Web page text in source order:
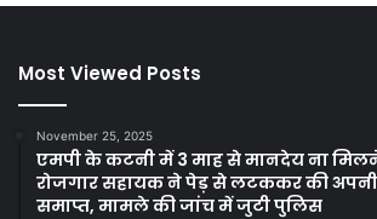
Most Viewed Posts
November 25, 2025
एमपी के कटनी में 3 माह से मानदेय ना
रोजगार सहायक ने पेड़ से लटककर की
समाप्त, मामले की जांच में जुटी पुलिस